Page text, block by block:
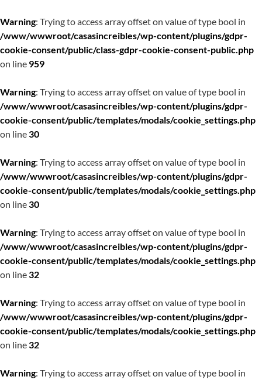
Warning: Trying to access array offset on value of type bool in
/www/wwwroot/casasincreibles/wp-content/plugins/gdpr-
cookie-consent/public/class-gdpr-cookie-consent-public.php
on line 959
Warning: Trying to access array offset on value of type bool in
/www/wwwroot/casasincreibles/wp-content/plugins/gdpr-
cookie-consent/public/templates/modals/cookie_settings.php
on line30
Warning: Trying to access array offset on value of type bool in
/www/wwwroot/casasincreibles/wp-content/plugins/gdpr-
cookie-consent/public/templates/modals/cookie_settings.php
on line30
Warning: Trying to access array offset on value of type bool in
/www/wwwroot/casasincreibles/wp-content/plugins/gdpr-
cookie-consent/public/templates/modals/cookie_settings.php
on line32
Warning: Trying to access array offset on value of type bool in
/www/wwwroot/casasincreibles/wp-content/plugins/gdpr-
cookie-consent/public/templates/modals/cookie_settings.php
on line32
Warning: Trying to access array offset on value of type bool in